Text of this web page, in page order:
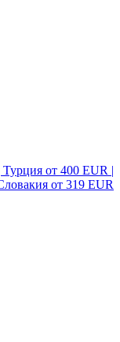
от 400 EUR |
от 319 EUR